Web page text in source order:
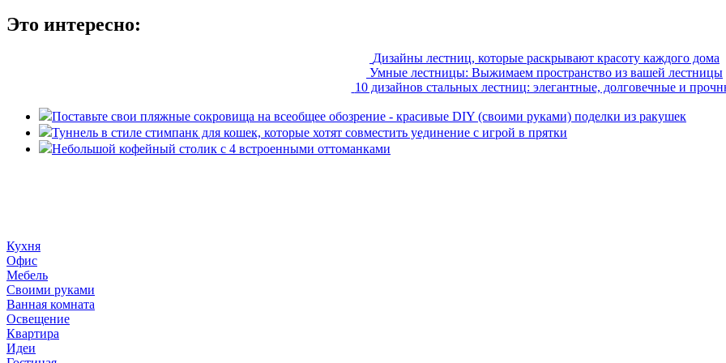
Это интересно:
Дизайны лестниц, которые раскрывают красоту каждого дома
Умные лестницы: Выжимаем пространство из вашей лестницы
10 дизайнов стальных лестниц: элегантные, долговечные и
Поставьте свои пляжные сокровища на всеобщее обозрение - красивые DIY (своими руками) поделки из ракушек
Туннель в стиле стимпанк для кошек, которые хотят совместить уединение с игрой в прятки
Небольшой кофейный столик с 4 встроенными оттоманками
Кухня
Офис
Мебель
Своими руками
Ванная комната
Освещение
Квартира
Идеи